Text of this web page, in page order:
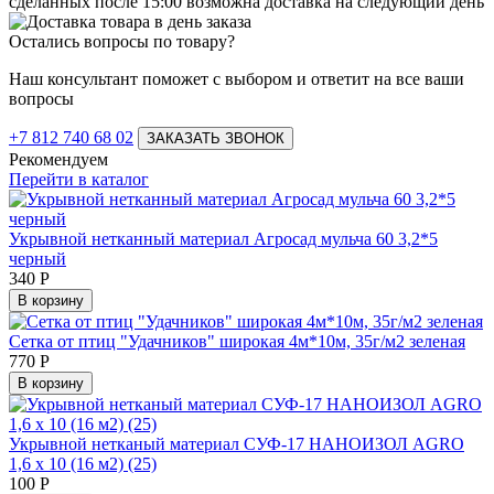
Остались вопросы по товару?
Наш консультант поможет с выбором и ответит на все ваши
вопросы
+7 812 740 68 02 ЗАКАЗАТЬ ЗВОНОК
Рекомендуем
Перейти в каталог
Укрывной нетканный материал Агросад мульча 60 3,2*5
черный
340 Р
В корзину
Сетка от птиц "Удачников" широкая 4м*10м, 35г/м2 зеленая
770 Р
В корзину
Укрывной нетканый материал СУФ-17 НАНОИЗОЛ AGRO
1,6 х 10 (16 м2) (25)
100 Р